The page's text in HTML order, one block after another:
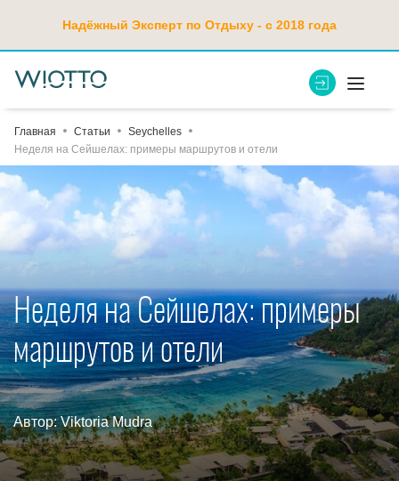
Надёжный Эксперт по Отдыху - с 2018 года
Главная Статьи
Seychelles
Неделя на Сейшелах: примеры маршрутов и отели
Неделя на Сейшелах: примеры
маршрутов и отели
Автор: Viktoria Mudra